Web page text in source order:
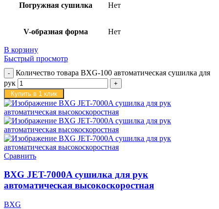
Погружная сушилка Нет
V-образная форма Нет
В корзину
Быстрый просмотр
Количество товара BXG-100 автоматическая сушилка для
рук
Купить в 1 клик
Сравнить
BXG JET-7000A сушилка для рук
автоматическая высокоскоростная
BXG